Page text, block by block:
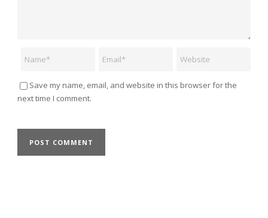
Save my name, email, and website in this browser for the
next time I comment.